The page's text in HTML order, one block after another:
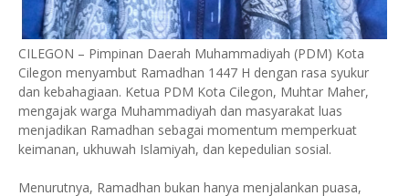
CILEGON – Pimpinan Daerah Muhammadiyah (PDM) Kota
Cilegon menyambut Ramadhan 1447 H dengan rasa syukur
dan kebahagiaan. Ketua PDM Kota Cilegon, Muhtar Maher,
mengajak warga Muhammadiyah dan masyarakat luas
menjadikan Ramadhan sebagai momentum memperkuat
keimanan, ukhuwah Islamiyah, dan kepedulian sosial.
Menurutnya, Ramadhan bukan hanya menjalankan puasa,